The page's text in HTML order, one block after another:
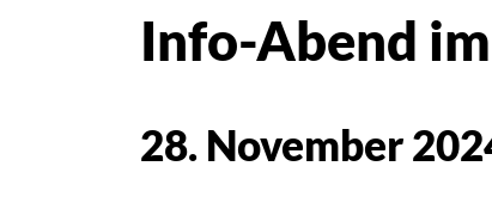
Info-Abend im
28. November